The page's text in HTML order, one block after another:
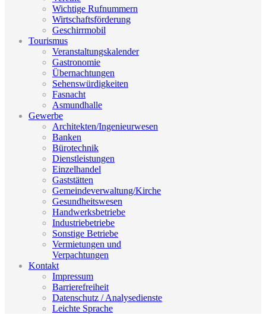
Wichtige Rufnummern
Wirtschaftsförderung
Geschirrmobil
Tourismus
Veranstaltungskalender
Gastronomie
Übernachtungen
Sehenswürdigkeiten
Fasnacht
Asmundhalle
Gewerbe
Architekten/Ingenieurwesen
Banken
Bürotechnik
Dienstleistungen
Einzelhandel
Gaststätten
Gemeindeverwaltung/Kirche
Gesundheitswesen
Handwerksbetriebe
Industriebetriebe
Sonstige Betriebe
Vermietungen und
Verpachtungen
Kontakt
Impressum
Barrierefreiheit
Datenschutz / Analysedienste
Leichte Sprache